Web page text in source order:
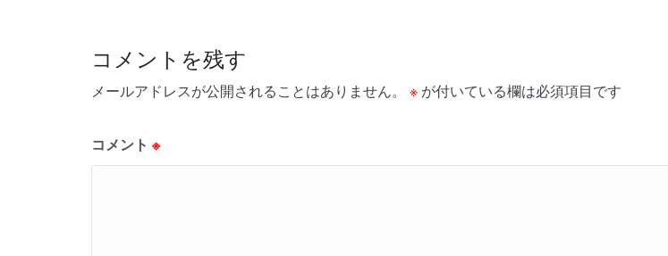
コメントを残す
メールアドレスが公開されることはありません。 ※ が付いている欄は必須項目です
コメント ※